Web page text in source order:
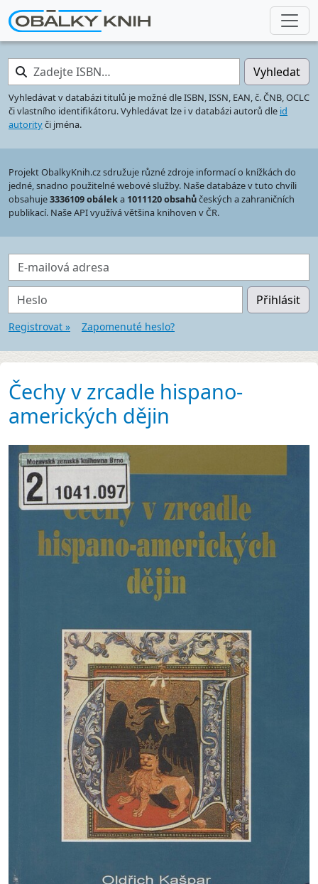
Zadejte ISBN… Vyhledat
Vyhledávat v databázi titulů je možné dle ISBN, ISSN, EAN, č. ČNB, OCLC
či vlastního identifikátoru. Vyhledávat lze i v databázi autorů dle id
autorityči jména.
Projekt ObalkyKnih.cz sdružuje různé zdroje informací o knížkách do
jedné, snadno použitelné webové služby. Naše databáze v tuto chvíli
obsahuje3336109 obáleka 1011120 obsahůčeských a zahraničních
publikací. Naše API využívá většina knihoven v ČR.
E-mailová adresa
Heslo Přihlásit
Registrovat » Zapomenuté heslo?
Čechy v zrcadle hispano-
amerických dějin